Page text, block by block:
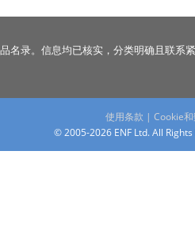
名录。信息均已核实，分类明确且联系紧
使用条款 | Cookie
© 2005-2026 ENF Ltd. All Rights